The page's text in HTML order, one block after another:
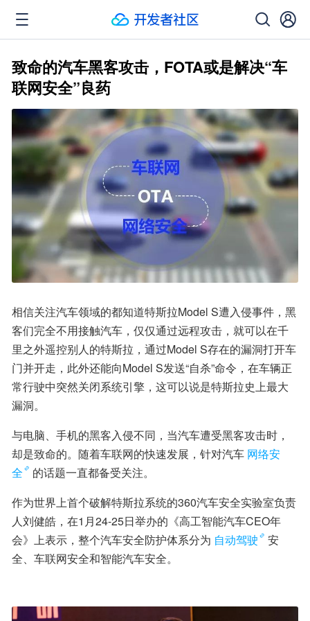
致命的汽车黑客攻击，FOTA或是解决“车
联网安全”良药
相信关注汽车领域的都知道特斯拉Model S遭入侵事件，黑
客们完全不用接触汽车，仅仅通过远程攻击，就可以在千
里之外遥控别人的特斯拉，通过Model S存在的漏洞打开车
门并开走，此外还能向Model S发送“自杀”命令，在车辆正
常行驶中突然关闭系统引擎，这可以说是特斯拉史上最大
漏洞。
与电脑、手机的黑客入侵不同，当汽车遭受黑客攻击时，
却是致命的。随着车联网的快速发展，针对汽车 网络安
全
的话题一直都备受关注。
作为世界上首个破解特斯拉系统的360汽车安全实验室负责
人刘健皓，在1月24-25日举办的《高工智能汽车CEO年
会》上表示，整个汽车安全防护体系分为 自动驾驶
安
全、车联网安全和智能汽车安全。